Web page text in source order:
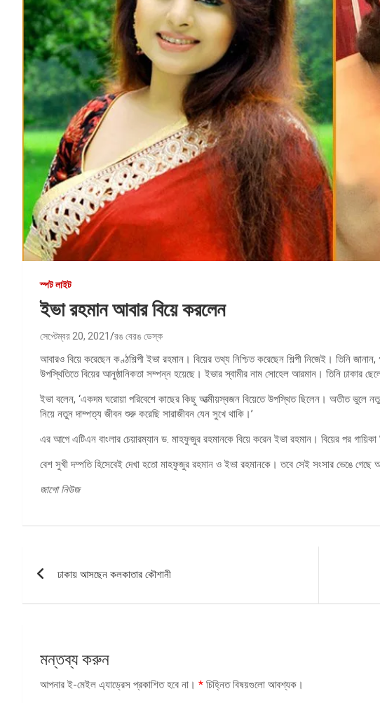
স্পট লাইট
ইভা রহমান আবার বিয়ে করলেন
সেপ্টেম্বর 20, 2021 রঙ বেরঙ ডেস্ক
আবারও বিয়ে করেছেন কণ্ঠশিল্পী ইভা রহমান। বিয়ের তথ্য নিশ্চিত করেছেন শিল্পী নিজেই। তিনি
উপস্থিতিতে বিয়ের আনুষ্ঠানিকতা সম্পন্ন হয়েছে। ইভার স্বামীর নাম সোহেল আরমান। তিনি ঢাকার
ইভা বলেন, ‘একদম ঘরোয়া পরিবেশে কাছের কিছু আত্মীয়স্বজন বিয়েতে উপস্থিত ছিলেন। অতীত ভুলে
নিয়ে নতুন দাম্পত্য জীবন শুরু করেছি সারাজীবন যেন সুখে থাকি।’
এর আগে এটিএন বাংলার চেয়ারম্যান ড. মাহফুজুর রহমানকে বিয়ে করেন ইভা রহমান। বিয়ের পর
বেশ সুখী দম্পতি হিসেবেই দেখা হতো মাহফুজুর রহমান ও ইভা রহমানকে। তবে সেই সংসার ভেঙে
জাগো নিউজ
ঢাকায় আসছেন কলকাতার কৌশানী
মন্তব্য করুন
আপনার ই-মেইল এ্যাড্রেস প্রকাশিত হবে না। * চিহ্নিত বিষয়গুলো আবশ্যক।